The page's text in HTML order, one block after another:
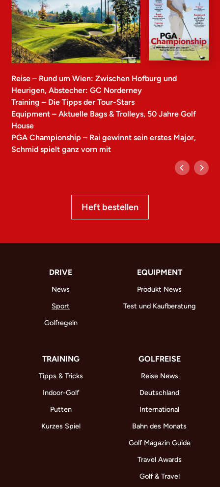
Reise – Rund um Wien: Zwischen Hofburg und
Heurigen, Abstecher: GC Norderney
Training – Die Tipps der Tour-Stars
Equipment – Aktuelle Bags & Trolleys, 50 Jahre Golf
House
PGA Championship – Rai gewinnt sein erstes Major,
Schmid spielt ganz vorn mit
Heft bestellen
DRIVE
News
Sport
Golfregeln
EQUIPMENT
Produkt News
Test und Kaufberatung
TRAINING
Tipps & Tricks
Indoor-Golf
Putten
Kurzes Spiel
GOLFREISE
Reise News
Deutschland
International
Bahn des Monats
Golf Magazin Guide
Travel Awards
Golf & Travel